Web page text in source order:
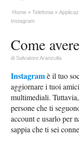
Home Telefonia
Instagram
Come
diSalvatore Aranzulla
Instagramè il tuo
aggiornare i tuoi
multimediali.
persone che ti
account e usarlo per
sappia che ti sei